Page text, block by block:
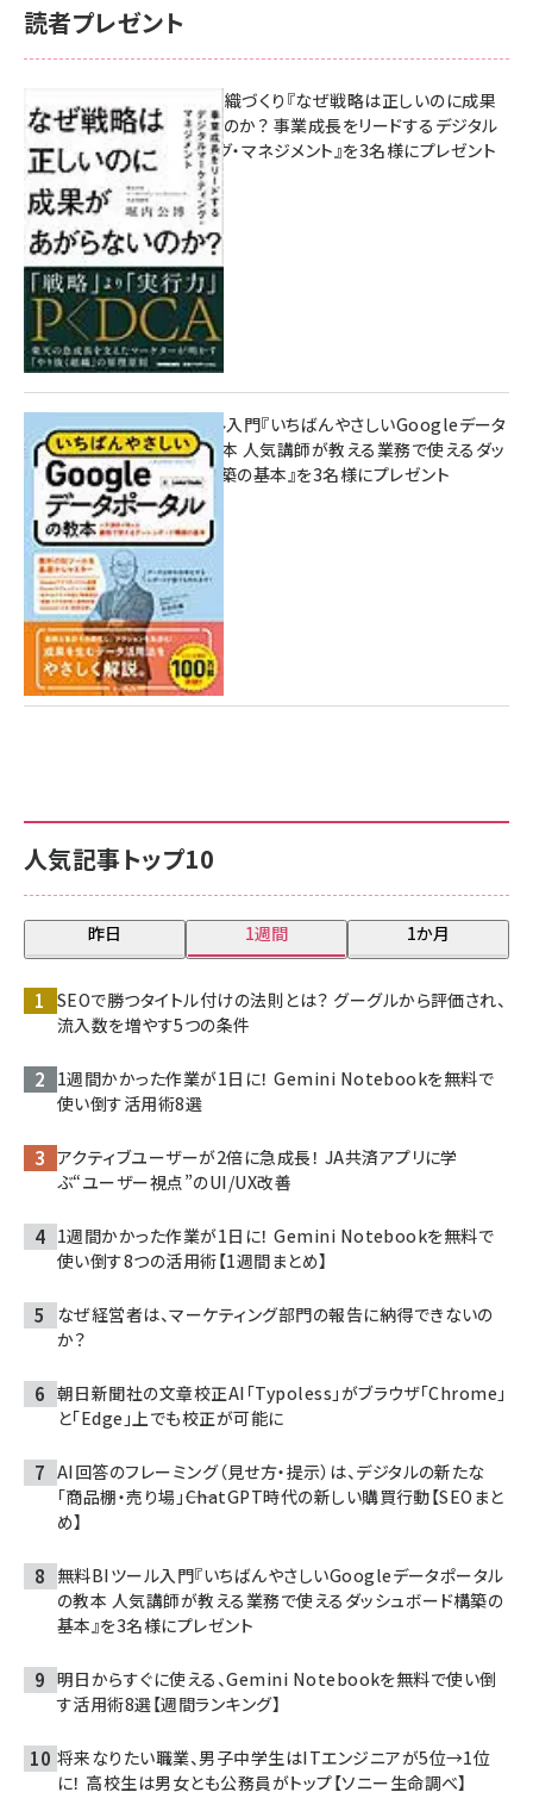
人気記事トップ10
昨日 1週間 1か月
SEOで勝つタイトル付けの法則とは？ グーグルから評価され、
流入数を増やす5つの条件
1週間かかった作業が1日に！ Gemini Notebookを無料で
使い倒す活用術8選
アクティブユーザーが2倍に急成長！ JA共済アプリに学
ぶ“ユーザー視点”のUI/UX改善
1週間かかった作業が1日に！ Gemini Notebookを無料で
使い倒す8つの活用術【1週間まとめ】
なぜ経営者は、マーケティング部門の報告に納得できないの
か？
朝日新聞社の文章校正AI「Typoless」がブラウザ「Chrome」
と「Edge」上でも校正が可能に
AI回答のフレーミング（見せ方・提示）は、デジタルの新たな
「商品棚・売り場」――ChatGPT時代の新しい購買行動【SEOまと
め】
無料BIツール入門『いちばんやさしいGoogleデータポータル
の教本 人気講師が教える業務で使えるダッシュボード構築の
基本』を3名様にプレゼント
明日からすぐに使える、Gemini Notebookを無料で使い倒
す活用術8選【週間ランキング】
将来なりたい職業、男子中学生はITエンジニアが5位→1位
に！ 高校生は男女とも公務員がトップ【ソニー生命調べ】
読者プレゼント
成果を生む組織づくり『なぜ戦略は正しいのに成果
があがらないのか？ 事業成長をリードするデジタル
マーケティング・マネジメント』を3名様にプレゼント
10:00
無料BIツール入門『いちばんやさしいGoogleデータ
ポータルの教本 人気講師が教える業務で使えるダッ
シュボード構築の基本』を3名様にプレゼント
7月31日 10:00